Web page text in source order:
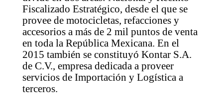
Fiscalizado Estratégico, desde el que se
provee de motocicletas, refacciones y
accesorios a más de 2 mil puntos de venta
en toda la República Mexicana. En el
2015 también se constituyó Kontar S.A.
de C.V., empresa dedicada a proveer
servicios de Importación y Logística a
terceros.